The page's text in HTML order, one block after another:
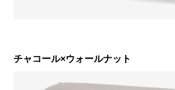
チャコール×ウォールナット